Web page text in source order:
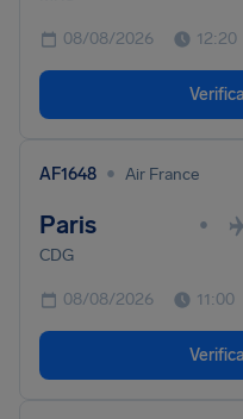
08/08/2026 12:20
AF1648 • Air France
Paris •
CDG
08/08/2026 11:00